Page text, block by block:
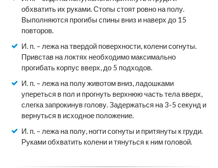
обхватить их руками. Стопы стоят ровно на полу.
Выполняются прогибы спины вниз и наверх до 15
повторов.
И. п. – лежа на твердой поверхности, колени согнуты.
Привстав на локтях необходимо максимально
прогибать корпус вверх, до 5 подходов.
И. п. – лежа на полу животом вниз, ладошками
упереться в пол и прогнуть верхнюю часть тела вверх,
слегка запрокинув голову. Задержаться на 3-5 секунд и
вернуться в исходное положение.
И. п. – лежа на полу, ногти согнуты и притянуты к груди.
Руками обхватить колени и тянуться к ним головой.